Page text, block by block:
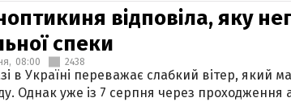
відповіла, яку
спеки
08:00 2438
в Україні переважає слабкий вітер, який
Однак уже із 7 серпня через